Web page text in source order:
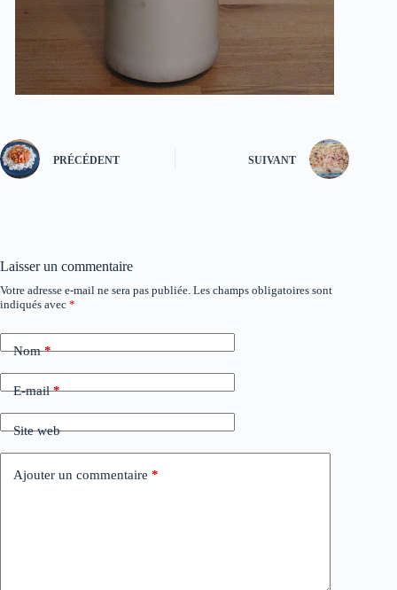
PRÉCÉDENT SUIVANT
Laisser un commentaire
Votre adresse e-mail ne sera pas publiée. Les champs obligatoires sont
indiqués avec *
Nom*
E-mail*
Site web
Ajouter un commentaire *
A
l
r
n
v
e